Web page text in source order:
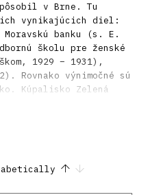
v Brne. Tu
vynikajúcich diel:
banku (s. E.
školu pre ženské
1929 – 1931),
Rovnako výnimočné sú
Kúpalisko Zelená
činnosti k
Prievidzu a